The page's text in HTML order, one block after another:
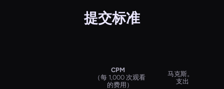
提交标准
CPM
（每 1,000 次观看
的费用）
马克斯。
支出